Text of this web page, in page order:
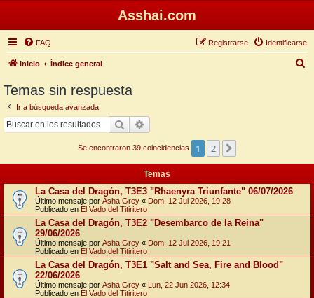
Asshai.com
FAQ Identificarse
Registrarse
Inicio Índice general
Temas sin respuesta
Ir a búsqueda avanzada
Buscar
Se encontraron 39 coincidencias 1 2
Temas
La Casa del Dragón, T3E3 "Rhaenyra Triunfante" 06/07/2026
Último mensaje por Asha Grey « Dom, 12 Jul 2026, 19:28
Publicado en El Vado del Titiritero
La Casa del Dragón, T3E2 "Desembarco de la Reina"
29/06/2026
Último mensaje por Asha Grey « Dom, 12 Jul 2026, 19:21
Publicado en El Vado del Titiritero
La Casa del Dragón, T3E1 "Salt and Sea, Fire and Blood"
22/06/2026
Último mensaje por Asha Grey « Lun, 22 Jun 2026, 12:34
Publicado en El Vado del Titiritero